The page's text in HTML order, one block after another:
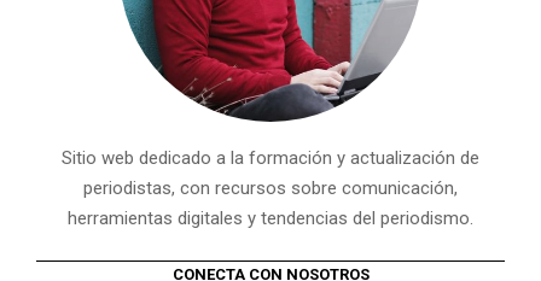
Sitio web dedicado a la formación y actualización de
periodistas, con recursos sobre comunicación,
herramientas digitales y tendencias del periodismo.
CONECTA CON NOSOTROS